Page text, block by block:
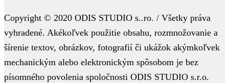
Copyright © 2020 ODIS STUDIO s..ro. / Všetky práva
vyhradené. Akékoľvek použitie obsahu, rozmnožovanie a
šírenie textov, obrázkov, fotografií či ukážok akýmkoľvek
mechanickým alebo elektronickým spôsobom je bez
písomného povolenia spoločnosti ODIS STUDIO s.r.o.